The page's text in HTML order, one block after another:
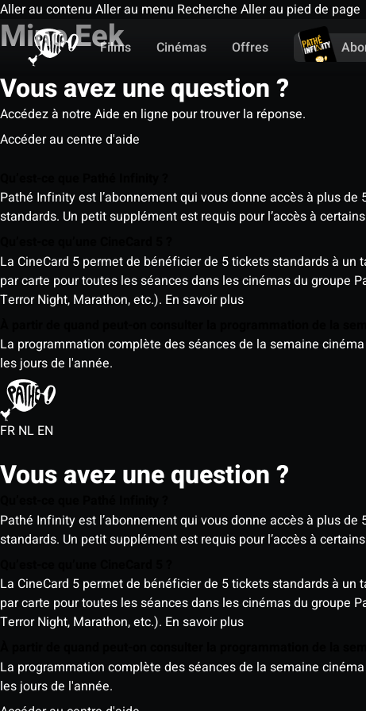
Aller au contenu Aller au menu Recherche Aller au pied de page
Films
Cinémas Offres
Mino Eek
Vous avez une question ?
Accédez à notre Aide en ligne pour trouver la réponse.
Accéder au centre d'aide
Pathé Infinity est l’abonnement qui vous donne accès à plus
standards. Un petit supplément est requis pour l’accès à
La CineCard 5 permet de bénéficier de 5 tickets standards à
par carte pour toutes les séances dans les cinémas du groupe
Terror Night, Marathon, etc.). En savoir plus
La programmation complète des séances de la semaine
les jours de l'année.
FR NL EN
Vous avez une question ?
Pathé Infinity est l’abonnement qui vous donne accès à plus
standards. Un petit supplément est requis pour l’accès à
La CineCard 5 permet de bénéficier de 5 tickets standards à
par carte pour toutes les séances dans les cinémas du groupe
Terror Night, Marathon, etc.). En savoir plus
La programmation complète des séances de la semaine
les jours de l'année.